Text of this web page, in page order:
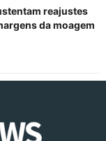
reajustes
da moagem